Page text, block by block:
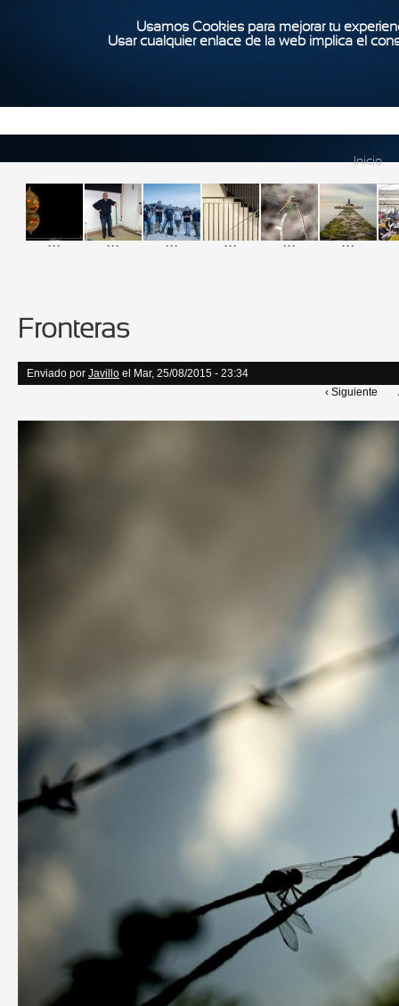
Usamos Cookies para mejorar tu
Usar cualquier enlace de la web implica el
Inicio
... ... ... ... ... ...
Fronteras
Enviado por Javillo el Mar, 25/08/2015 - 23:34
‹ Siguiente